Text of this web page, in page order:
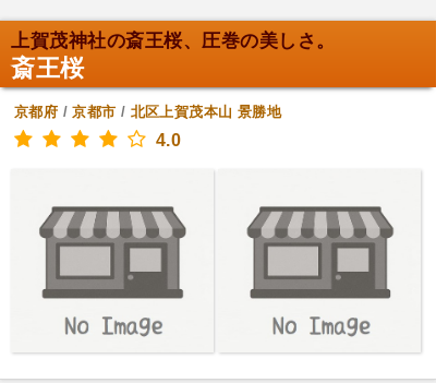
上賀茂神社の斎王桜、圧巻の美しさ。
斎王桜
京都府 /京都市 / 北区上賀茂本山 景勝地
4.0